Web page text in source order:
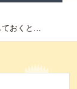
ておくと…